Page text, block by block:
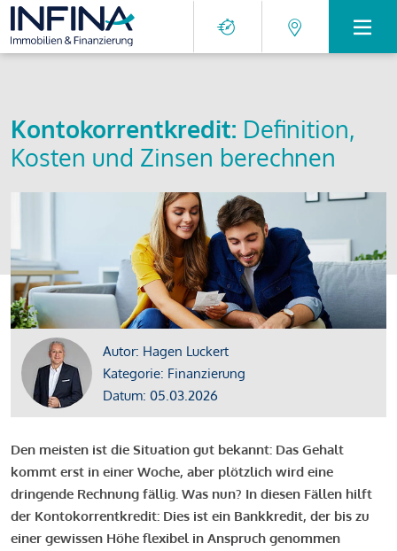
Kontokorrentkredit: Definition,
Kosten und Zinsen berechnen
Autor: Hagen Luckert
Kategorie: Finanzierung
Datum: 05.03.2026
Den meisten ist die Situation gut bekannt: Das Gehalt
kommt erst in einer Woche, aber plötzlich wird eine
dringende Rechnung fällig. Was nun? In diesen Fällen hilft
der Kontokorrentkredit: Dies ist ein Bankkredit, der bis zu
einer gewissen Höhe flexibel in Anspruch genommen